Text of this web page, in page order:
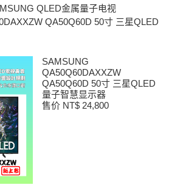
QLED金属量子电视
QA50Q60D 50寸 三星QLED
SAMSUNG
QA50Q60DAXXZW
QA50Q60D 50寸 三星QLED
量子智慧显示器
售价 NT$ 24,800